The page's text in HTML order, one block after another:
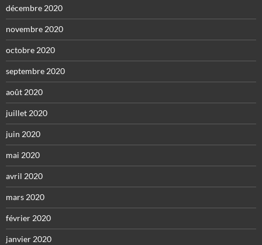
décembre 2020
novembre 2020
octobre 2020
septembre 2020
août 2020
juillet 2020
juin 2020
mai 2020
avril 2020
mars 2020
février 2020
janvier 2020